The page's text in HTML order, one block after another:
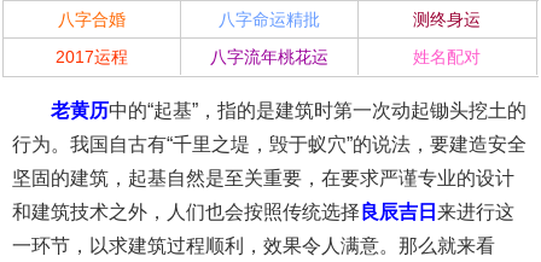
八字合婚 八字命运精批
测终身运
2017运程
八字流年桃花运 姓名配对
老黄历中的“起基”，指的是建筑时第一次动起锄头挖土的
行为。我国自古有“千里之堤，毁于蚁穴”的说法，要建造安全
坚固的建筑，起基自然是至关重要，在要求严谨专业的设计
和建筑技术之外，人们也会按照传统选择 良辰吉日 来进行这
一环节，以求建筑过程顺利，效果令人满意。那么就来看